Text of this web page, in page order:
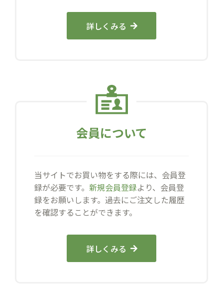
詳しくみる
会員について
当サイトでお買い物をする際には、会員登
録が必要です。 新規会員登録より、会員登
録をお願いします。過去にご注文した履歴
を確認することができます。
詳しくみる